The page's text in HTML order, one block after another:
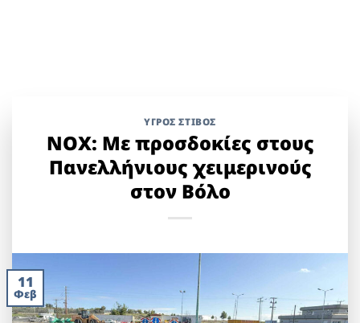
ΥΓΡΌΣ ΣΤΊΒΟΣ
ΝΟΧ: Με προσδοκίες στους
Πανελλήνιους χειμερινούς
στον Βόλο
11
Φεβ